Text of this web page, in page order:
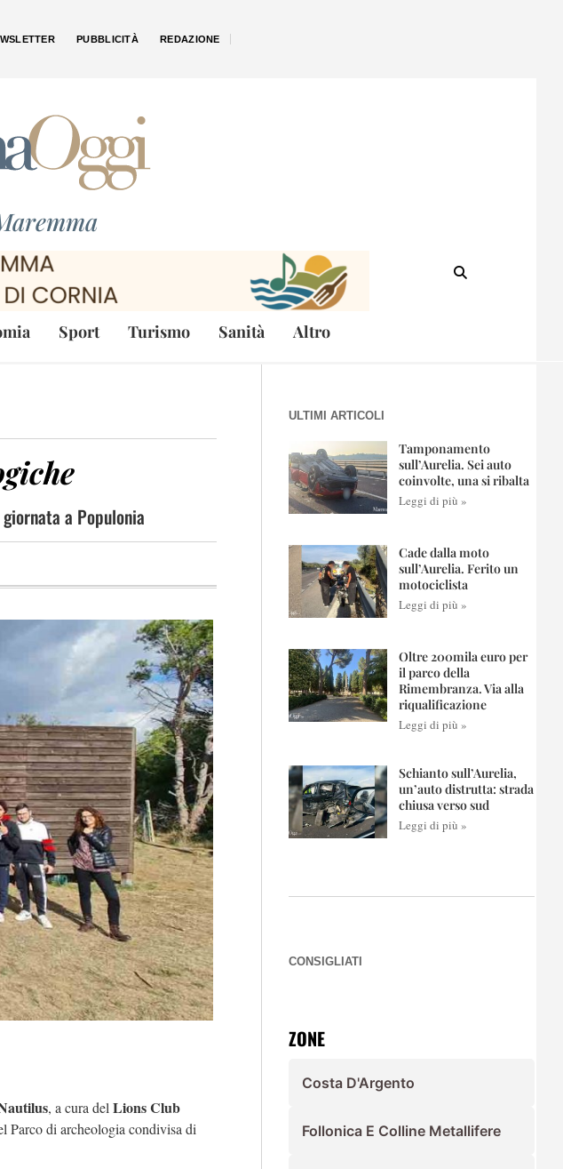
PUBBLICITÀ REDAZIONE
Sport Turismo Sanità Altro
a Populonia
, a cura del Lions Club
Parco di archeologia condivisa di
ULTIMI ARTICOLI
Tamponamento
sull’Aurelia. Sei auto
coinvolte, una si ribalta
Leggi di più »
Cade dalla moto
sull’Aurelia. Ferito un
motociclista
Leggi di più »
Oltre 200mila euro per
il parco della
Rimembranza. Via alla
riqualificazione
Leggi di più »
Schianto sull’Aurelia,
un’auto distrutta: strada
chiusa verso sud
Leggi di più »
CONSIGLIATI
ZONE
Costa D'Argento
Follonica E Colline Metallifere